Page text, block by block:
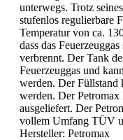
unterwegs. Trotz
stufenlos regulierbare
Temperatur von ca.
dass das
verbrennt. Der Tank
Feuerzeuggas und
werden. Der Füllstand
werden. Der
ausgeliefert. Der
vollem Umfang TÜV
Hersteller: Petromax